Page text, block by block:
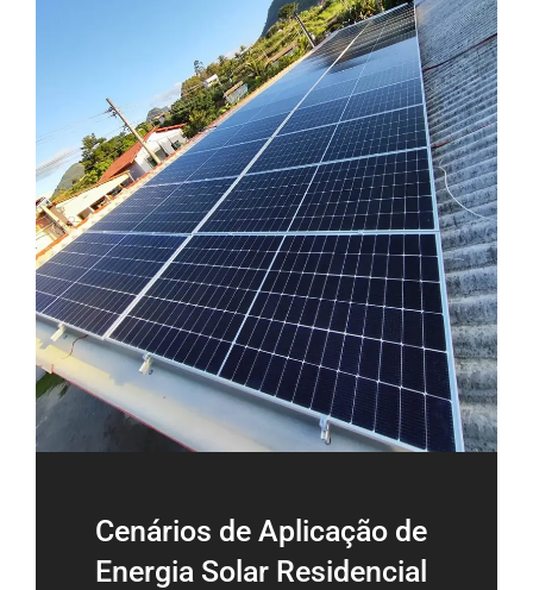
Cenários de Aplicação de
Energia Solar Residencial